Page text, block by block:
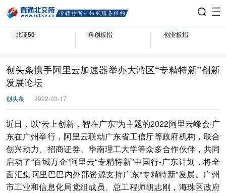
北证50 科创板指 创业板指
创头条携手阿里云加速器举办大湾区“专精特新”创新
发展论坛
创头条 2022-03-17
近日，以“云上创新，智在广东”为主题的2022阿里云峰会·广
东在广州举行，阿里云联动广东省工信厅等政府机构，联合
创兴动力、招商证券、华南理工大学等众多合作伙伴，共同
启动了“百城万企”阿里云“专精特新”中国行-广东计划，将全
面汇集阿里巴巴内外部资源支持广东“专精特新”发展。广州
市工业和信息化局党组成员、总工程师胡志刚，海珠区政府